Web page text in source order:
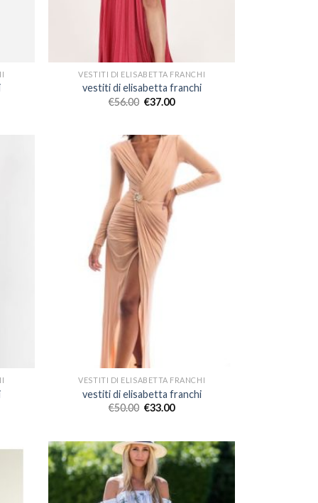
VESTITI DI ELISABETTA FRANCHI
vestiti di elisabetta franchi
€56.00 €37.00
VESTITI DI ELISABETTA FRANCHI
vestiti di elisabetta franchi
€50.00 €33.00